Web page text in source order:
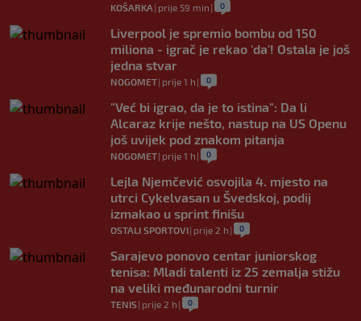
KOŠARKA | prije 59 min | 0
Liverpool je spremio bombu od 150
miliona - igrač je rekao 'da'! Ostala je još
jedna stvar
NOGOMET| prije 1 h | 0
"Već bi igrao, da je to istina": Da li
Alcaraz krije nešto, nastup na US Openu
još uvijek pod znakom pitanja
NOGOMET| prije 1 h | 0
Lejla Njemčević osvojila 4. mjesto na
utrci Cykelvasan u Švedskoj, podij
izmakao u sprint finišu
OSTALI SPORTOVI| prije 2 h | 0
Sarajevo ponovo centar juniorskog
tenisa: Mladi talenti iz 25 zemalja stižu
na veliki međunarodni turnir
TENIS| prije 2 h | 0